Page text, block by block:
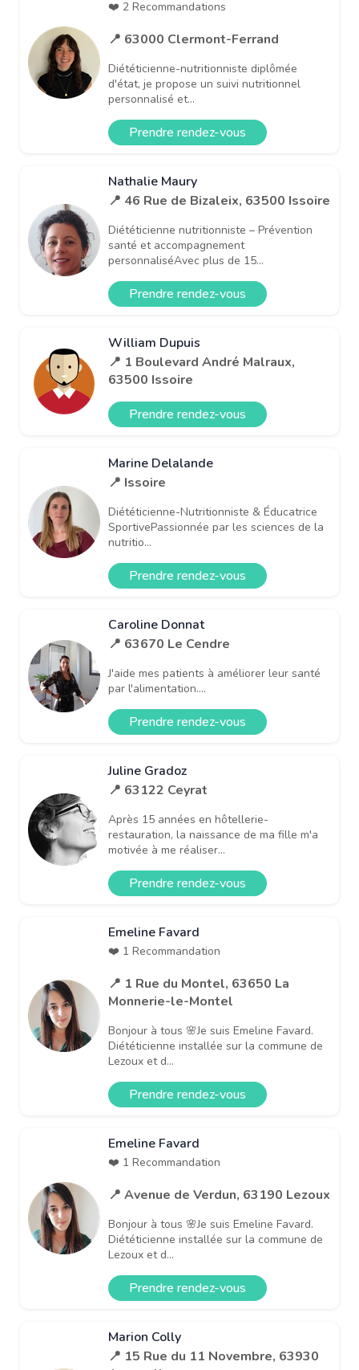
❤️ 2 Recommandations
📍 63000 Clermont-Ferrand
Diététicienne-nutritionniste diplômée
d'état, je propose un suivi nutritionnel
personnalisé et...
Prendre rendez-vous
Nathalie Maury
📍 46 Rue de Bizaleix, 63500 Issoire
Diététicienne nutritionniste – Prévention
santé et accompagnement
personnaliséAvec plus de 15...
Prendre rendez-vous
William Dupuis
📍 1 Boulevard André Malraux,
63500 Issoire
Prendre rendez-vous
Marine Delalande
📍 Issoire
Diététicienne-Nutritionniste & Éducatrice
SportivePassionnée par les sciences de la
nutritio...
Prendre rendez-vous
Caroline Donnat
📍 63670 Le Cendre
J'aide mes patients à améliorer leur santé
par l'alimentation....
Prendre rendez-vous
Juline Gradoz
📍 63122 Ceyrat
Après 15 années en hôtellerie-
restauration, la naissance de ma fille m'a
motivée à me réaliser...
Prendre rendez-vous
Emeline Favard
❤️ 1 Recommandation
📍 1 Rue du Montel, 63650 La
Monnerie-le-Montel
Bonjour à tous 🌸Je suis Emeline Favard.
Diététicienne installée sur la commune de
Lezoux et d...
Prendre rendez-vous
Emeline Favard
❤️ 1 Recommandation
📍 Avenue de Verdun, 63190 Lezoux
Bonjour à tous 🌸Je suis Emeline Favard.
Diététicienne installée sur la commune de
Lezoux et d...
Prendre rendez-vous
Marion Colly
📍 15 Rue du 11 Novembre, 63930